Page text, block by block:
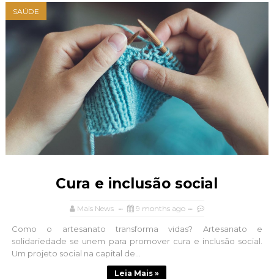
SAÚDE
Cura e inclusão social
Mais News 9 months ago
Como o artesanato transforma vidas? Artesanato e
solidariedade se unem para promover cura e inclusão social.
Um projeto social na capital de...
Leia Mais »